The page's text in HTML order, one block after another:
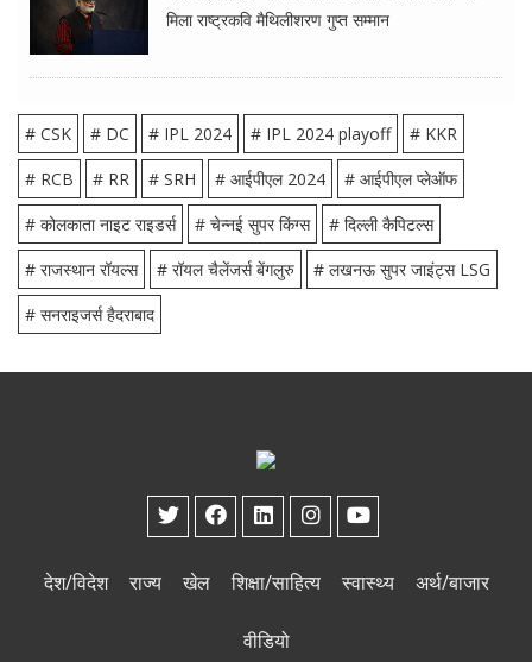
मिला राष्ट्रकवि मैथिलीशरण गुप्त सम्मान
# CSK # DC # IPL 2024 # IPL 2024 playoff
# KKR
# RCB
# RR # SRH # आईपीएल 2024
# आईपीएल प्लेऑफ
# कोलकाता नाइट राइडर्स
# चेन्नई सुपर किंग्स
# दिल्ली कैपिटल्स
# राजस्थान रॉयल्स
# रॉयल चैलेंजर्स बेंगलुरु
# लखनऊ सुपर जाइंट्स LSG
# सनराइजर्स हैदराबाद
देश/विदेश राज्य खेल शिक्षा/साहित्य स्वास्थ्य अर्थ/बाजार
वीडियो